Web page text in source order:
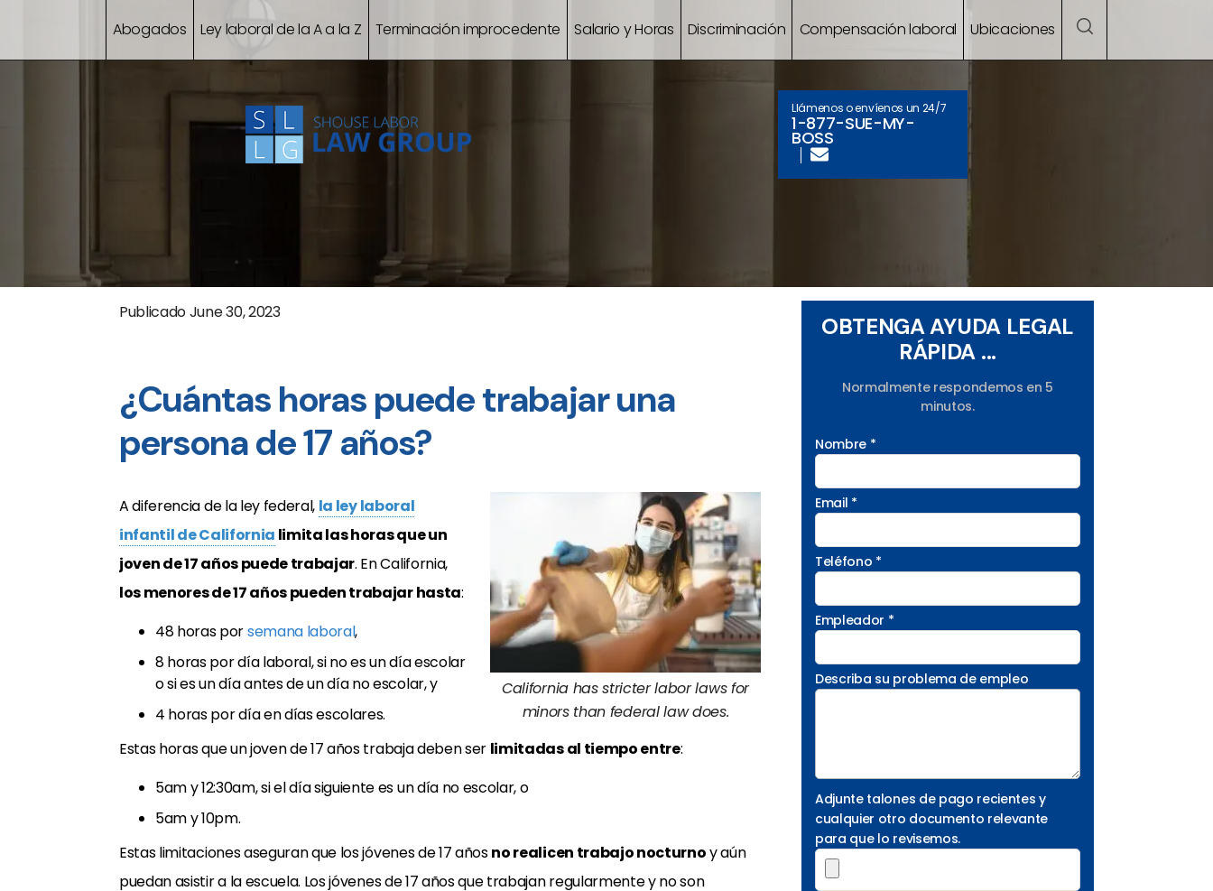
Abogados Ley laboral de la A a la Z Terminación improcedente Salario y Horas Discriminación Compensación laboral Ubicaciones
Llámenos o envíenos un 24/7
1-877-SUE-MY-
BOSS
PublicadoJune 30, 2023
¿Cuántas horas puede trabajar una
persona de 17 años?
California has stricter labor laws for
minors than federal law does.
A diferencia de la ley federal, la ley laboral
infantil de California limita las horas que un
joven de 17 años puede trabajar. En California,
los menores de 17 años pueden trabajar hasta:
48 horas porsemana laboral,
8 horas por día laboral, si no es un día escolar
o si es un día antes de un día no escolar, y
4 horas por día en días escolares.
Estas horas que un joven de 17 años trabaja deben ser limitadas al tiempo entre:
5am y 12:30am, si el día siguiente es un día no escolar, o
5am y 10pm.
Estas limitaciones aseguran que los jóvenes de 17 añosno realicen trabajo nocturnoy aún
puedan asistir a la escuela. Los jóvenes de 17 años que trabajan regularmente y no son
OBTENGA AYUDA LEGAL
RÁPIDA ...
Normalmente respondemos en 5
minutos.
Nombre *
Email *
Teléfono *
Empleador *
Describa su problema de empleo
Adjunte talones de pago recientes y
cualquier otro documento relevante
para que lo revisemos.